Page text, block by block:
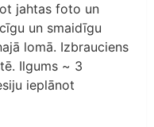
jahtas foto un
un smaidīgu
lomā. Izbrauciens
Ilgums ~ 3
ieplānot